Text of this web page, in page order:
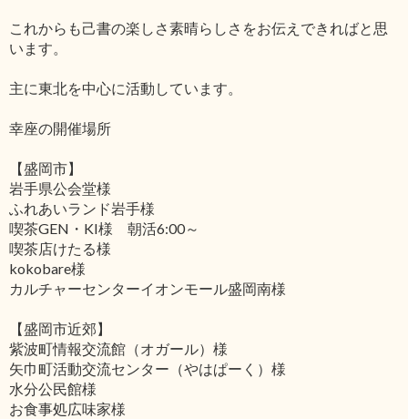
これからも己書の楽しさ素晴らしさをお伝えできればと思
います。
主に東北を中心に活動しています。
幸座の開催場所
【盛岡市】
岩手県公会堂様
ふれあいランド岩手様
喫茶GEN・KI様 朝活6:00～
喫茶店けたる様
kokobare様
カルチャーセンターイオンモール盛岡南様
【盛岡市近郊】
紫波町情報交流館（オガール）様
矢巾町活動交流センター（やはぱーく）様
水分公民館様
お食事処広味家様